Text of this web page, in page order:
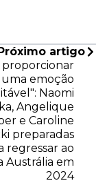
artigo
proporcionar
uma emoção
Naomi
Angelique
e Caroline
preparadas
regressar ao
Austrália em
2024